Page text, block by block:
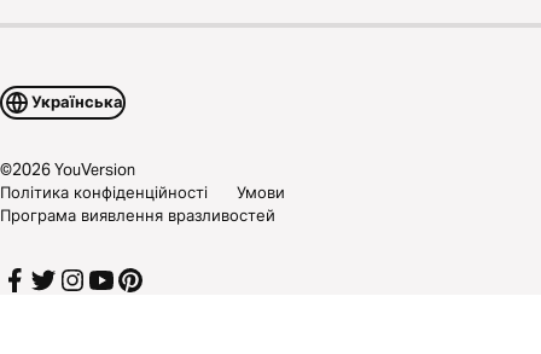
Українська
©2026YouVersion
Політика конфіденційності
Умови
Програма виявлення вразливостей